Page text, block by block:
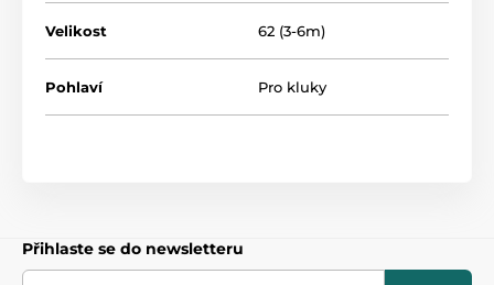
Velikost 62 (3-6m)
Pohlaví Pro kluky
Přihlaste se do newsletteru